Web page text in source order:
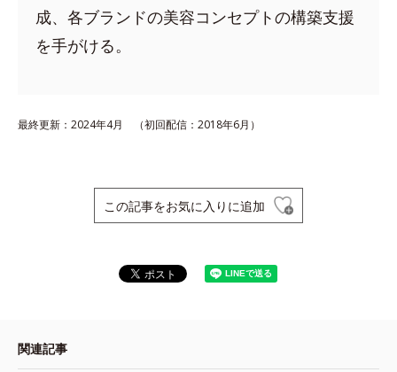
成、各ブランドの美容コンセプトの構築支援
を手がける。
最終更新：2024年4月 （初回配信：2018年6月）
この記事をお気に入りに追加
関連記事